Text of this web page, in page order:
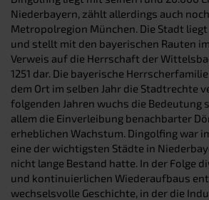
Niederbayern, zählt allerdings auch
Metropolregion München. Die Stadt
und stellt mit den bayerischen Rauten
Verweis auf die Herrschaft der
1251 dar. Die bayerische
dem Ort im selben Jahr die Stadtrechte
folgenden Jahren wuchs die Bedeutung
allem die Einverleibung benachbarter
erheblichen Wachstum. Dingolfing war
eine der wichtigsten Städte in
nicht lange Bestand hatte. In der Folge
und kontinuierlichen Wiederaufbaus
wechselsvolle Geschichte, in der die